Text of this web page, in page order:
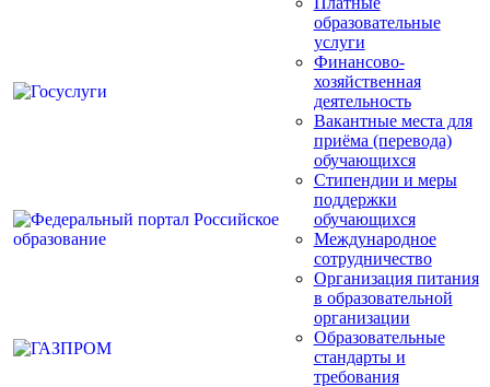
образовательные
услуги
Финансово-
хозяйственная
деятельность
Вакантные места для
приёма (перевода)
обучающихся
Стипендии и меры
поддержки
обучающихся
Международное
сотрудничество
Организация питания
в образовательной
организации
Образовательные
стандарты и
требования